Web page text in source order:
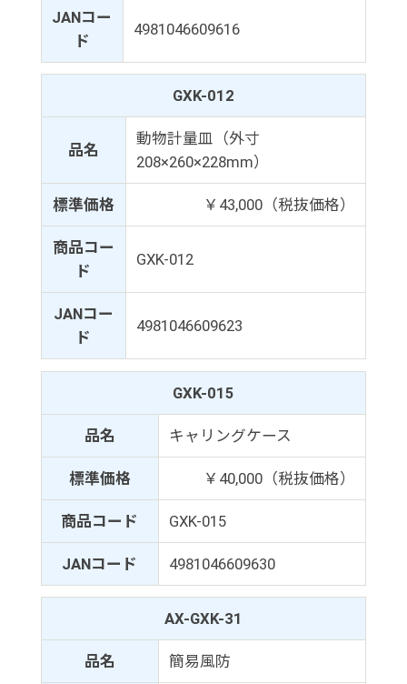
JANコー
ド
4981046609616
GXK-012
品名
動物計量皿（外寸
208×260×228mm）
標準価格 ￥43,000（税抜価格）
商品コー
ド
GXK-012
JANコー
ド
4981046609623
GXK-015
品名 キャリングケース
標準価格 ￥40,000（税抜価格）
商品コード GXK-015
JANコード 4981046609630
AX-GXK-31
品名 簡易風防